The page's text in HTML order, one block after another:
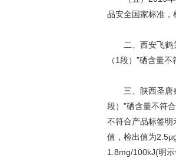
品安全国家标准，
二、西安飞鹤关
（1段）”硒含量
三、陕西圣唐秦
段）”硒含量不符
不符合产品标签
值，检出值为
1.8mg/100kJ(明示